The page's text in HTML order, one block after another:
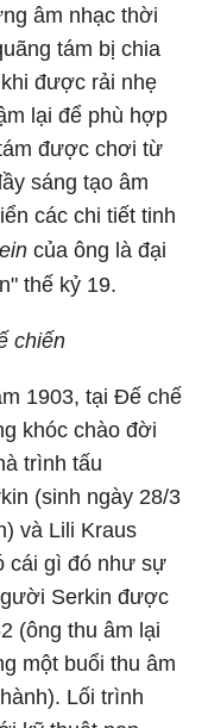
âm nhạc thời
tám bị chia
được rải nhẹ
lại để phù hợp
được chơi từ
sáng tạo âm
các chi tiết tinh
của ông là đại
thế kỷ 19.
chiến
1903, tại Đế chế
khóc chào đời
trình tấu
(sinh ngày 28/3
và Lili Kraus
cái gì đó như sự
Serkin được
(ông thu âm lại
một buổi thu âm
Lối trình